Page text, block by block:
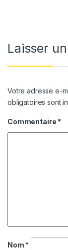
Laisser
Votre adresse e-
obligatoires sont
Commentaire *
Nom *